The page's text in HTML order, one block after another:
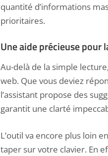
quantité d’informations
prioritaires.
Une aide précieuse pour
Au-delà de la simple
web. Que vous deviez
l’assistant propose des
garantit une clarté
L’outil va encore plus loin
taper sur votre clavier. En